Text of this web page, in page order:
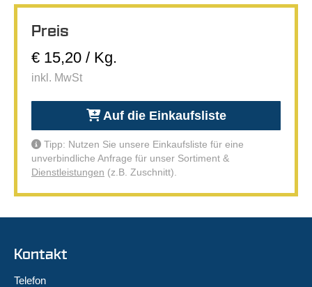
Preis
€ 15,20 / Kg.
inkl. MwSt
Auf die Einkaufsliste
Tipp: Nutzen Sie unsere Einkaufsliste für eine
unverbindliche Anfrage für unser Sortiment &
Dienstleistungen (z.B. Zuschnitt).
Kontakt
Telefon